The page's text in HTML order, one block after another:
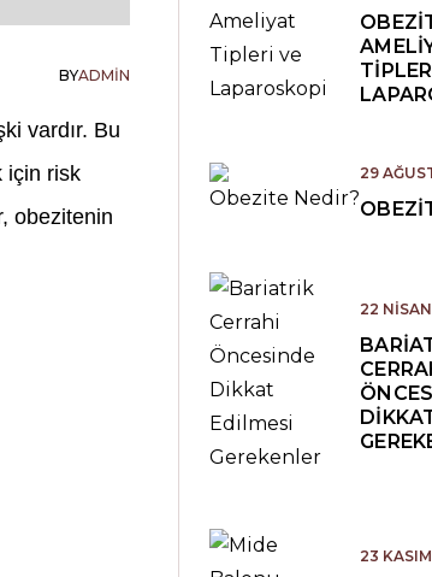
BYADMIN
vardır. Bu
için risk
obezitenin
29
22
23